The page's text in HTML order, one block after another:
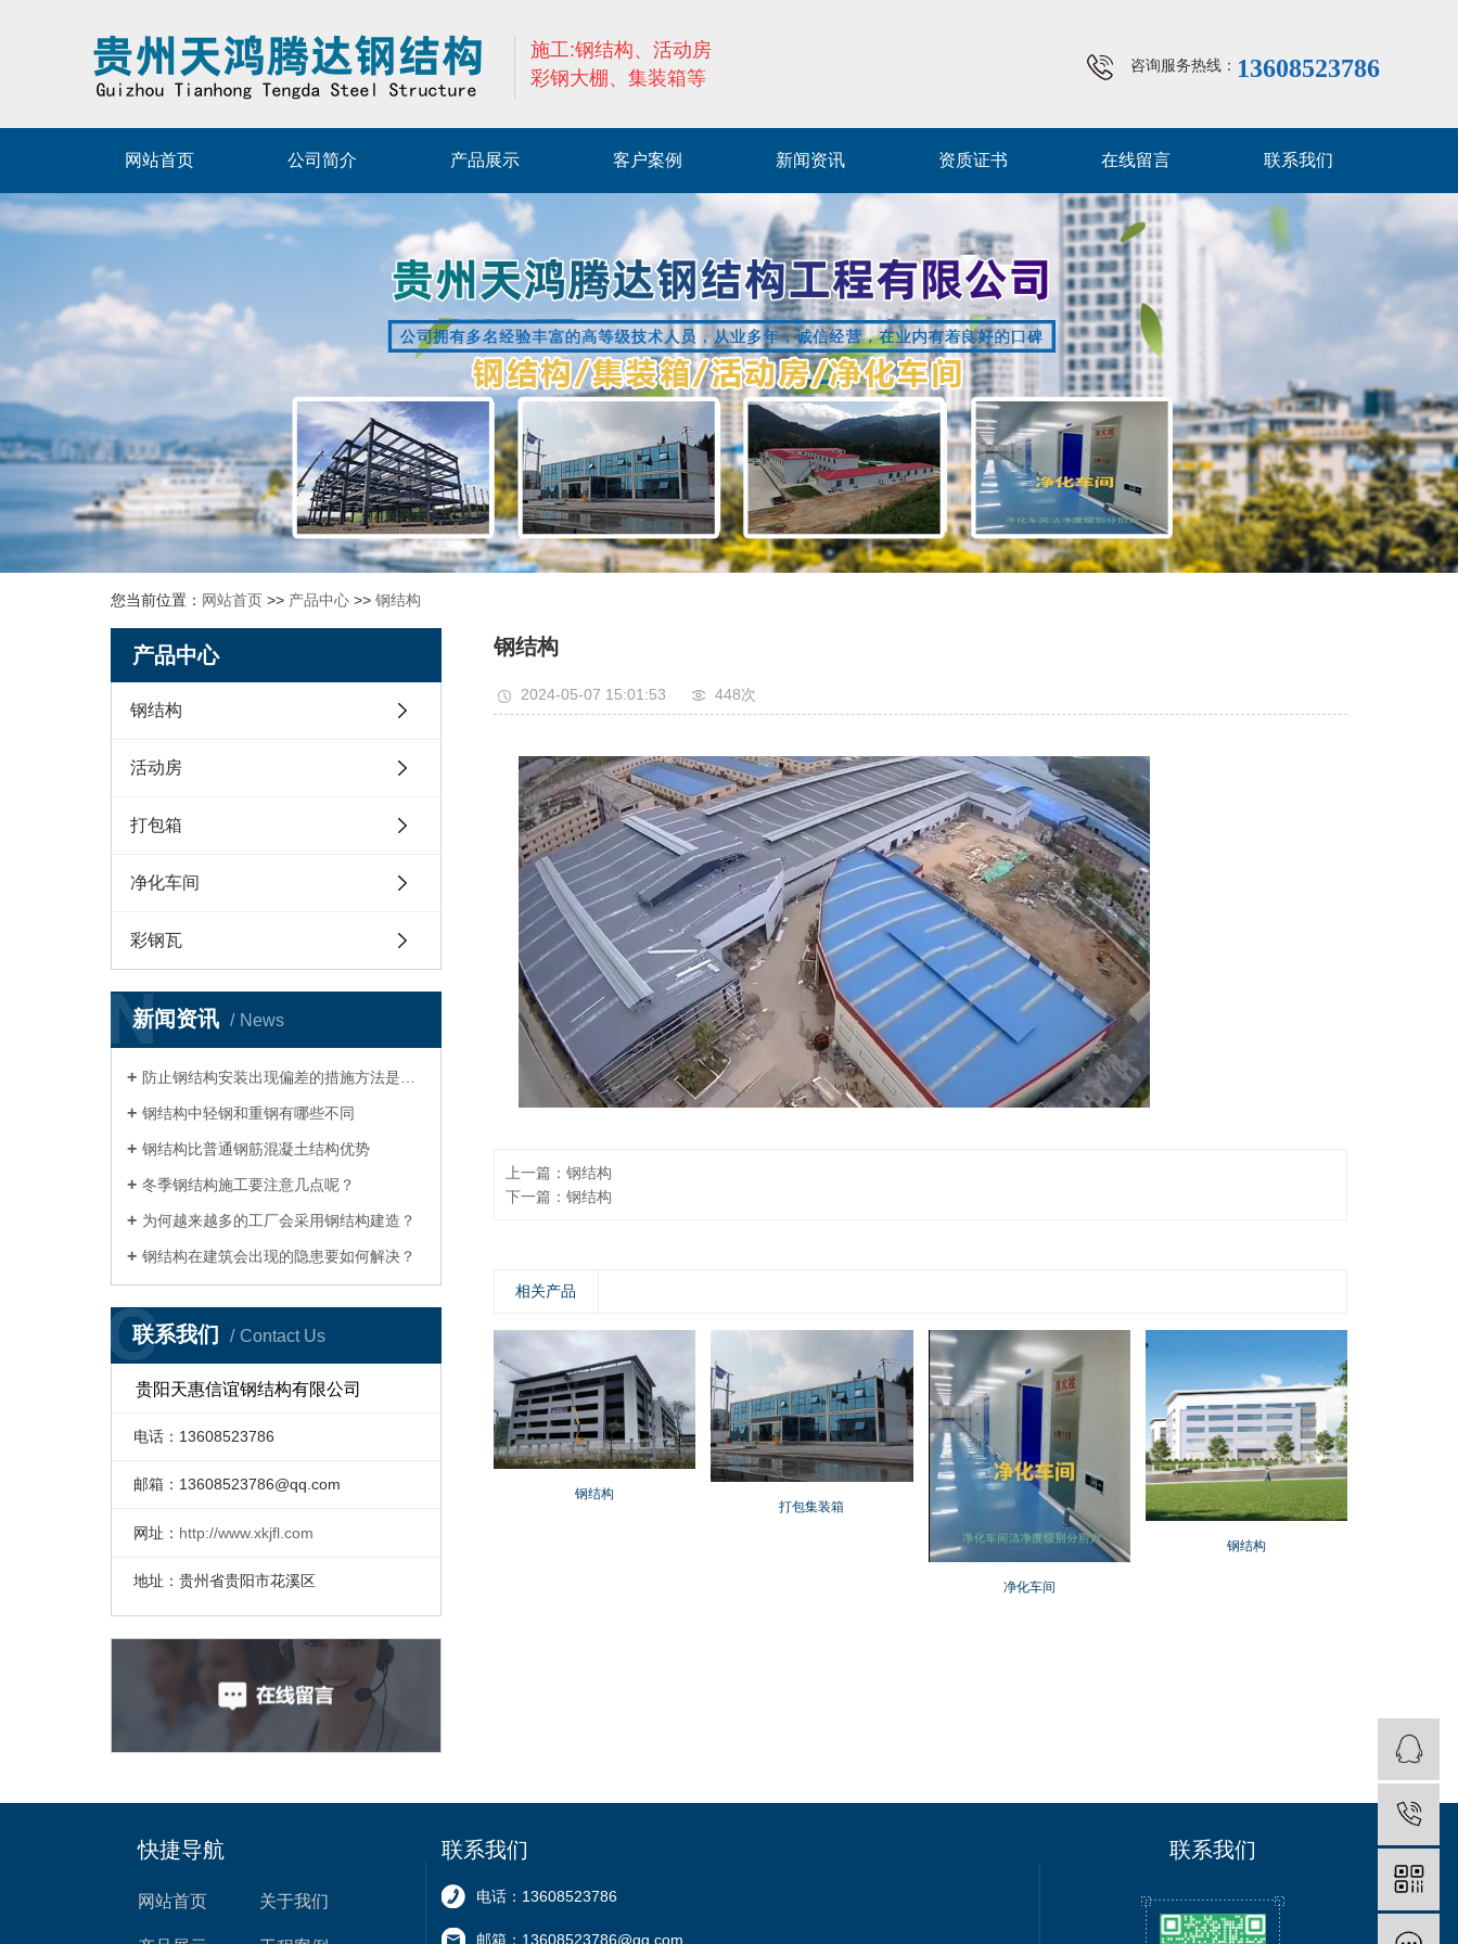
施工:钢结构、活动房
彩钢大棚、集装箱等
咨询服务热线： 13608523786
网站首页 公司简介 产品展示 客户案例 新闻资讯 资质证书 在线留言 联系我们
您当前位置： 网站首页 >> 产品中心 >> 钢结构
产品中心
钢结构
活动房
打包箱
净化车间
彩钢瓦
新闻资讯 News
N
防止钢结构安装出现偏差的措施方法是什么
钢结构中轻钢和重钢有哪些不同
钢结构比普通钢筋混凝土结构优势
冬季钢结构施工要注意几点呢？
为何越来越多的工厂会采用钢结构建造？
钢结构在建筑会出现的隐患要如何解决？
联系我们 Contact Us
C
贵阳天惠信谊钢结构有限公司
电话：13608523786
邮箱： 13608523786@qq.com
网址： http://www.xkjfl.com
地址：贵州省贵阳市花溪区
钢结构
2024-05-07 15:01:53 448次
上一篇：钢结构
下一篇：钢结构
相关产品
钢结构
打包集装箱
净化车间
钢结构
快捷导航
网站首页 关于我们
联系我们
电话：13608523786
邮箱：13608523786@qq.com
联系我们